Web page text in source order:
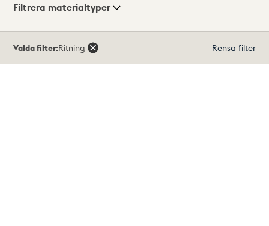
Visningsläge
Filtrera materialtyper
träffar
Valda filter:Ritning Rensa filter